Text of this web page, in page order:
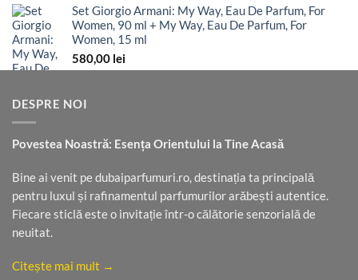
a
fost:
179,00 lei.
este:
149,00 lei.
Set Giorgio Armani: My Way, Eau De Parfum, For
Women, 90 ml + My Way, Eau De Parfum, For
Women, 15 ml
580,00 lei
DESPRE NOI
Povestea Noastră: Esența Orientului la Tine Acasă
Bine ai venit pe dubaiparfumuri.ro, destinația ta principală
pentru luxul și rafinamentul parfumurilor arăbești autentice.
Fiecare sticlă este o invitație într-o călătorie senzorială de
neuitat.
Citește mai mult →